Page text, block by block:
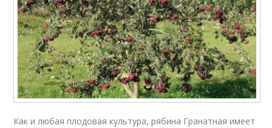
Как и любая плодовая культура, рябина Гранатная имеет